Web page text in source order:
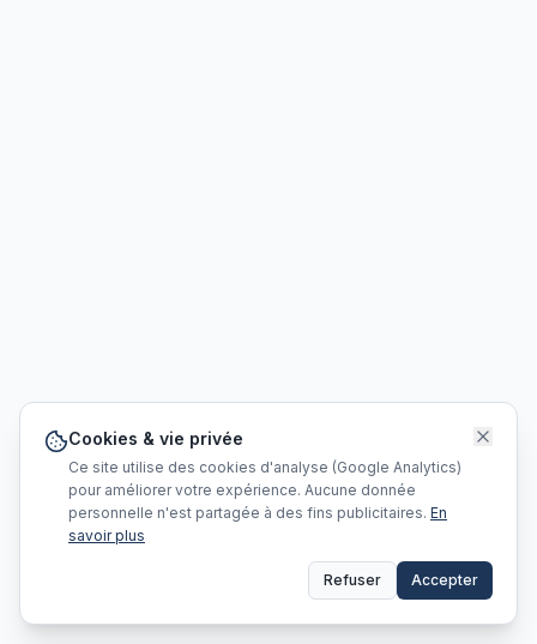
Cookies & vie privée
Ce site utilise des cookies d'analyse (Google Analytics)
pour améliorer votre expérience. Aucune donnée
personnelle n'est partagée à des fins publicitaires. En
savoir plus
Refuser Accepter